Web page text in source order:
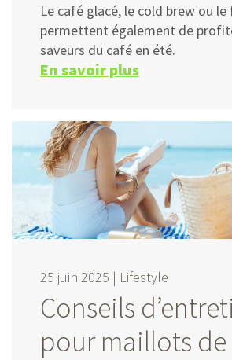
Le café glacé, le cold brew ou le
permettent également de
saveurs du café en été.
En savoir plus
25 juin 2025 | Lifestyle
Conseils
pour maillots de